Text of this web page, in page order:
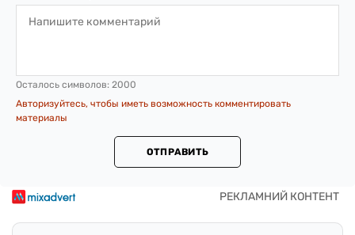
Осталось символов: 2000
Авторизуйтесь, чтобы иметь возможность комментировать
материалы
ОТПРАВИТЬ